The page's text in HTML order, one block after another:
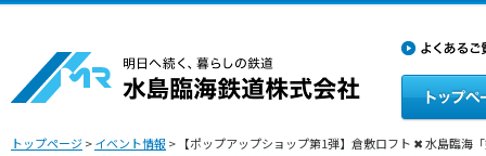
トップページ>イベント情報> 【ポップアップショップ第1弾】倉敷ロフト ✖ 水島臨海